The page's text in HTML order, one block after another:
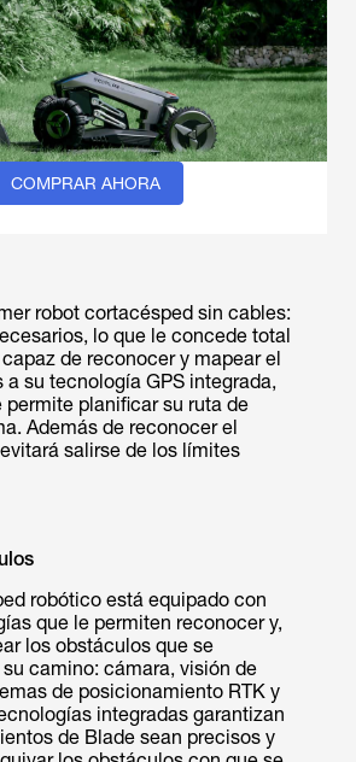
COMPRAR AHORA
robot cortacésped sin cables:
lo que le concede total
de reconocer y mapear el
a su tecnología GPS integrada,
permite planificar su ruta de
Además de reconocer el
salirse de los límites
robótico está equipado con
que le permiten reconocer y,
los obstáculos que se
camino: cámara, visión de
de posicionamiento RTK y
integradas garantizan
de Blade sean precisos y